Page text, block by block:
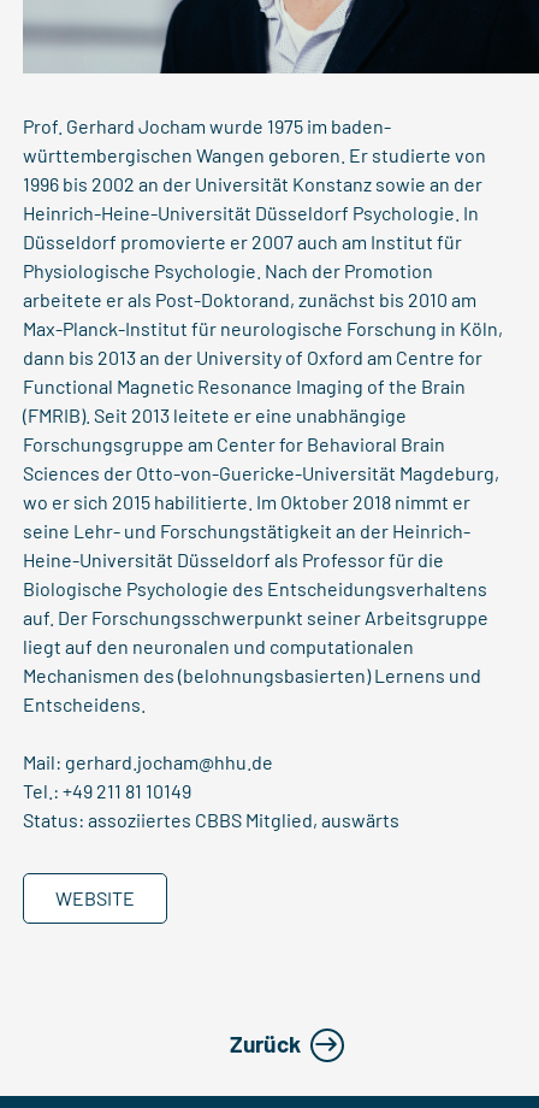
Prof. Gerhard Jocham wurde 1975 im baden-
württembergischen Wangen geboren. Er studierte von
1996 bis 2002 an der Universität Konstanz sowie an der
Heinrich-Heine-Universität Düsseldorf Psychologie. In
Düsseldorf promovierte er 2007 auch am Institut für
Physiologische Psychologie. Nach der Promotion
arbeitete er als Post-Doktorand, zunächst bis 2010 am
Max-Planck-Institut für neurologische Forschung in Köln,
dann bis 2013 an der University of Oxford am Centre for
Functional Magnetic Resonance Imaging of the Brain
(FMRIB). Seit 2013 leitete er eine unabhängige
Forschungsgruppe am Center for Behavioral Brain
Sciences der Otto-von-Guericke-Universität Magdeburg,
wo er sich 2015 habilitierte. Im Oktober 2018 nimmt er
seine Lehr- und Forschungstätigkeit an der Heinrich-
Heine-Universität Düsseldorf als Professor für die
Biologische Psychologie des Entscheidungsverhaltens
auf. Der Forschungsschwerpunkt seiner Arbeitsgruppe
liegt auf den neuronalen und computationalen
Mechanismen des (belohnungsbasierten) Lernens und
Entscheidens.
Mail: gerhard.jocham@hhu.de
Tel.: +49 211 81 10149
Status: assoziiertes CBBS Mitglied, auswärts
WEBSITE
Zurück